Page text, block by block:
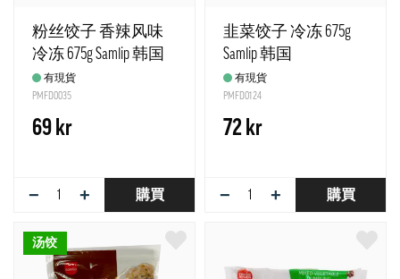
粉丝饺子 香辣风味
冷冻 675g Samlip 韩国
有現貨
PMFD0035
69 kr
− + 購買
韭菜饺子 冷冻 675g
Samlip 韩国
有現貨
PMFD0124
72 kr
− + 購買
汤饺